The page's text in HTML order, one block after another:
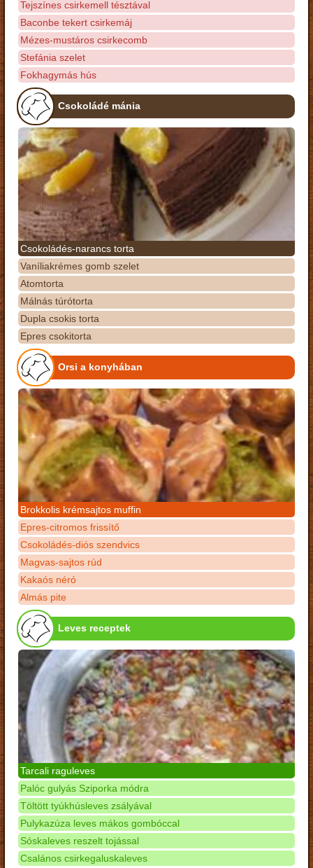
Tejszínes csirkemell tésztával
Baconbe tekert csirkemáj
Mézes-mustáros csirkecomb
Stefánia szelet
Fokhagymás hús
Csokoládé mánia
Csokoládés-narancs torta
Vaníliakrémes gomb szelet
Atomtorta
Málnás túrótorta
Dupla csokis torta
Epres csokitorta
Orsi a konyhában
Brokkolis krémsajtos muffin
Epres-citromos frissítő
Csokoládés-diós szendvics
Magvas-sajtos rúd
Kakaós néró
Almás pite
Leves receptek
Tarcali raguleves
Palóc gulyás Sziporka módra
Töltött tyúkhúsleves zsályával
Pulykazúza leves mákos gombóccal
Sóskaleves reszelt tojással
Csalános csirkegaluskaleves